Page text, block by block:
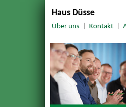
Haus Düsse
Über uns| Kontakt|